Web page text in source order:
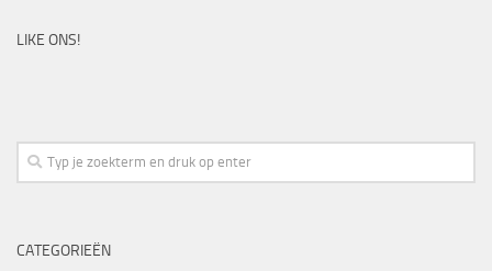
LIKE ONS!
CATEGORIEËN